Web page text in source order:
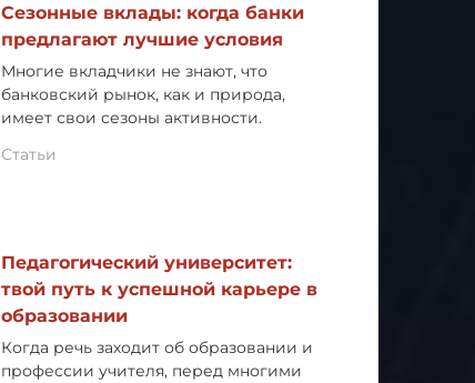
Сезонные вклады: когда банки
предлагают лучшие условия
Многие вкладчики не знают, что
банковский рынок, как и природа,
имеет свои сезоны активности.
Статьи
Педагогический университет:
твой путь к успешной карьере в
образовании
Когда речь заходит об образовании и
профессии учителя, перед многими